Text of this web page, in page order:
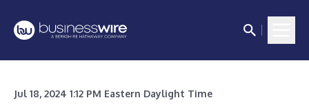
Jul 18, 2024 1:12 PM Eastern Daylight Time